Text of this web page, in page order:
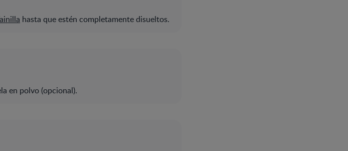
hasta que estén completamente disueltos.
en polvo (opcional).